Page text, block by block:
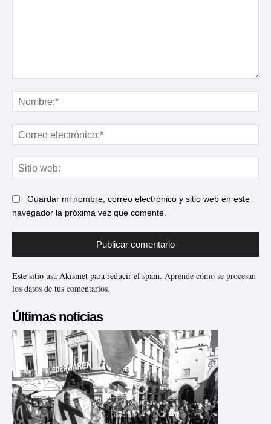
Guardar mi nombre, correo electrónico y sitio web en este
navegador la próxima vez que comente.
Este sitio usa Akismet para reducir el spam. Aprende cómo se procesan
los datos de tus comentarios.
Últimas noticias